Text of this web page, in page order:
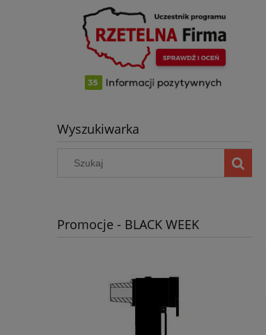
Wyszukiwarka
Promocje - BLACK WEEK